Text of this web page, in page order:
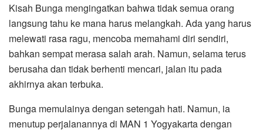
Kisah Bunga mengingatkan bahwa tidak semua orang
langsung tahu ke mana harus melangkah. Ada yang harus
melewati rasa ragu, mencoba memahami diri sendiri,
bahkan sempat merasa salah arah. Namun, selama terus
berusaha dan tidak berhenti mencari, jalan itu pada
akhirnya akan terbuka.
Bunga memulainya dengan setengah hati. Namun, ia
menutup perjalanannya di MAN 1 Yogyakarta dengan